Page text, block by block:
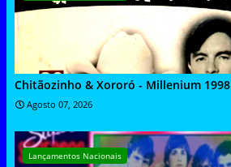
Chitãozinho & Xororó - Millenium 1998
Agosto 07, 2026
Lançamentos Nacionais